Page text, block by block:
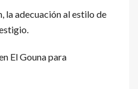
la adecuación al estilo de
El Gouna para